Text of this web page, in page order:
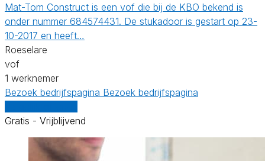
Mat-Tom Construct is een vof die bij de KBO bekend is
onder nummer 684574431. De stukadoor is gestart op 23-
10-2017 en heeft…
Roeselare
vof
1 werknemer
Bezoek bedrijfspagina Bezoek bedrijfspagina
Gratis - Vrijblijvend